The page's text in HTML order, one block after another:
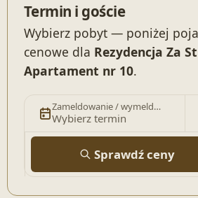
Termin i goście
Wybierz pobyt — poniżej
cenowe dla Rezydencja Za
Apartament nr 10.
Zameldowanie / wymeldowanie
Wybierz termin
Sprawdź ceny